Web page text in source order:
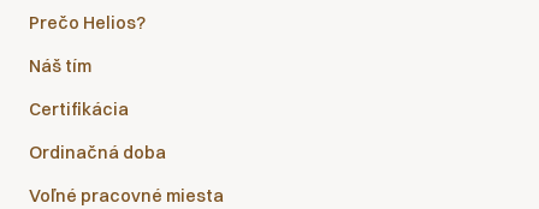
Prečo Helios?
Náš tím
Certifikácia
Ordinačná doba
Voľné pracovné miesta